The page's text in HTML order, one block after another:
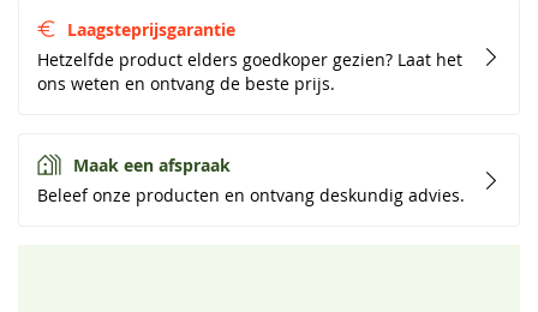
Laagsteprijsgarantie
Hetzelfde product elders goedkoper gezien? Laat het
ons weten en ontvang de beste prijs.
Maak een afspraak
Beleef onze producten en ontvang deskundig advies.